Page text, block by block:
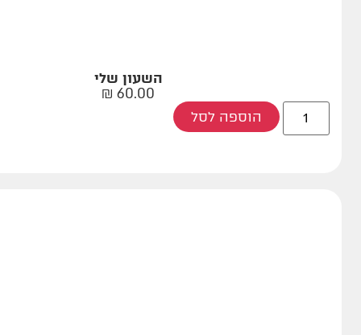
השעון שלי
60.00
₪
הוספה לסל